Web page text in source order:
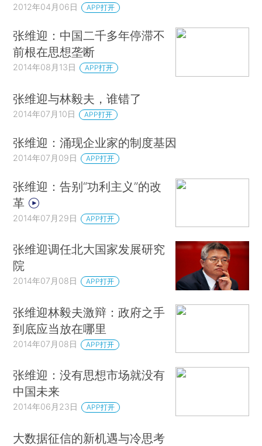
2012年04月06日 APP打开
张维迎：中国二千多年停滞不
前根在思想垄断
2014年08月13日 APP打开
张维迎与林毅夫，谁错了
2014年07月10日 APP打开
张维迎：涌现企业家的制度基因
2014年07月09日 APP打开
张维迎：告别“功利主义”的改
革
2014年07月29日 APP打开
张维迎调任北大国家发展研究
院
2014年07月08日 APP打开
张维迎林毅夫激辩：政府之手
到底应当放在哪里
2014年07月08日 APP打开
张维迎：没有思想市场就没有
中国未来
2014年06月23日 APP打开
大数据征信的新机遇与冷思考